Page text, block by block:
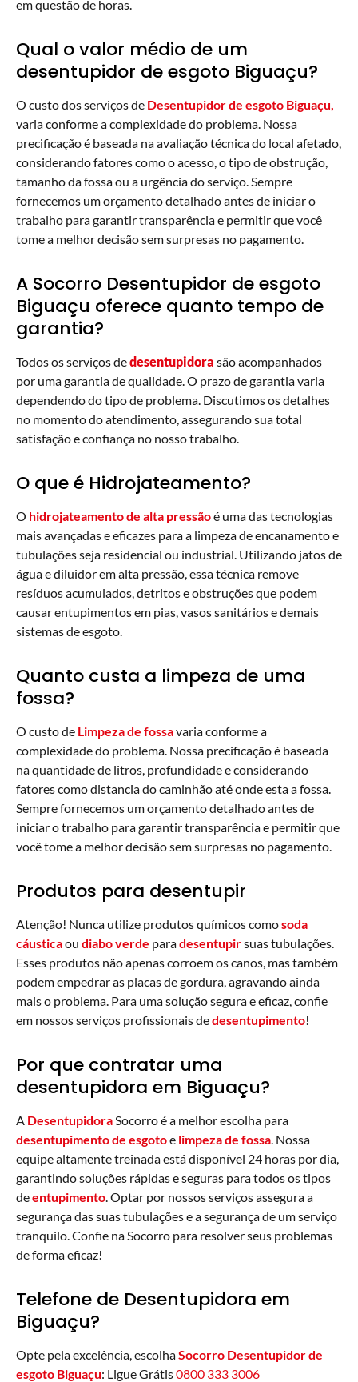
em questão de horas.
Qual o valor médio de um
desentupidor de esgoto Biguaçu?
O custo dos serviços de Desentupidor de esgoto Biguaçu,
varia conforme a complexidade do problema. Nossa
precificação é baseada na avaliação técnica do local afetado,
considerando fatores como o acesso, o tipo de obstrução,
tamanho da fossa ou a urgência do serviço. Sempre
fornecemos um orçamento detalhado antes de iniciar o
trabalho para garantir transparência e permitir que você
tome a melhor decisão sem surpresas no pagamento.
A Socorro Desentupidor de esgoto
Biguaçu oferece quanto tempo de
garantia?
Todos os serviços dedesentupidora são acompanhados
por uma garantia de qualidade. O prazo de garantia varia
dependendo do tipo de problema. Discutimos os detalhes
no momento do atendimento, assegurando sua total
satisfação e confiança no nosso trabalho.
O que é Hidrojateamento?
O hidrojateamento de alta pressãoé uma das tecnologias
mais avançadas e eficazes para a limpeza de encanamento e
tubulações seja residencial ou industrial. Utilizando jatos de
água e diluidor em alta pressão, essa técnica remove
resíduos acumulados, detritos e obstruções que podem
causar entupimentos em pias, vasos sanitários e demais
sistemas de esgoto.
Quanto custa a limpeza de uma
fossa?
O custo de Limpeza de fossavaria conforme a
complexidade do problema. Nossa precificação é baseada
na quantidade de litros, profundidade e considerando
fatores como distancia do caminhão até onde esta a fossa.
Sempre fornecemos um orçamento detalhado antes de
iniciar o trabalho para garantir transparência e permitir que
você tome a melhor decisão sem surpresas no pagamento.
Produtos para desentupir
Atenção! Nunca utilize produtos químicos comosoda
cáusticaou diabo verde paradesentupirsuas tubulações.
Esses produtos não apenas corroem os canos, mas também
podem empedrar as placas de gordura, agravando ainda
mais o problema. Para uma solução segura e eficaz, confie
em nossos serviços profissionais dedesentupimento!
Por que contratar uma
desentupidora em Biguaçu?
A Desentupidora Socorro é a melhor escolha para
desentupimento de esgotoe limpeza de fossa . Nossa
equipe altamente treinada está disponível 24 horas por dia,
garantindo soluções rápidas e seguras para todos os tipos
deentupimento . Optar por nossos serviços assegura a
segurança das suas tubulações e a segurança de um serviço
tranquilo. Confie na Socorro para resolver seus problemas
de forma eficaz!
Telefone de Desentupidora em
Biguaçu?
Opte pela excelência, escolhaSocorro Desentupidor de
esgoto Biguaçu: Ligue Grátis0800 333 3006